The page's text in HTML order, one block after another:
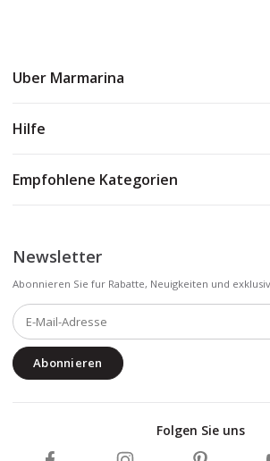
Uber Marmarina
Hilfe
Empfohlene Kategorien
Newsletter
Abonnieren Sie fur Rabatte, Neuigkeiten und
Abonnieren
Folgen Sie uns